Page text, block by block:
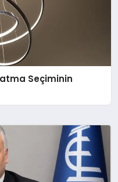
Seçiminin